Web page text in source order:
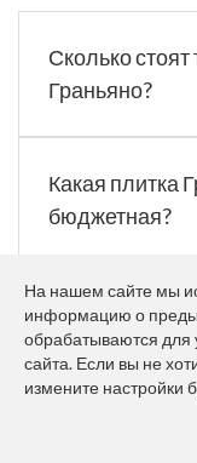
Сколько
Граньяно?
Какая плитка
бюджетная?
Какая плитка
2026 году?
Какая плитка
На нашем сайте мы
информацию о
обрабатываются для
сайта. Если вы не
измените настройки